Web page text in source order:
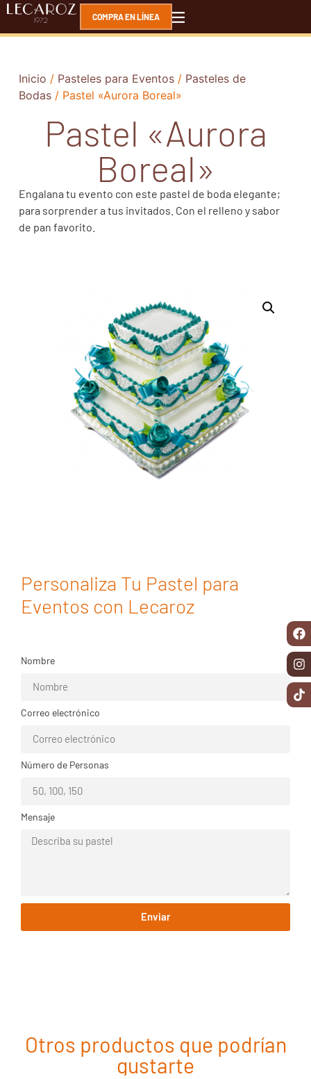
COMPRA EN LÍNEA
Inicio / Pasteles para Eventos/ Pasteles de
Bodas/ Pastel «Aurora Boreal»
Pastel «Aurora
Boreal»
Engalana tu evento con este pastel de boda elegante;
para sorprender a tus invitados. Con el relleno y sabor
de pan favorito.
Personaliza Tu Pastel para
Eventos con Lecaroz
Nombre
Correo electrónico
Número de Personas
Mensaje
Enviar
Otros productos que podrían
gustarte